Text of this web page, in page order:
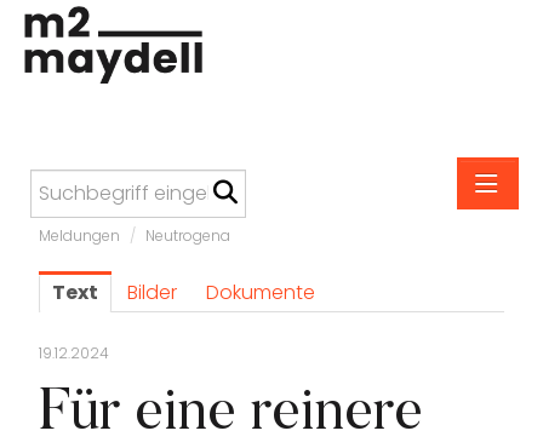
Meldungen
M2 Maydell
Altmann & Kühne
Anonimo
bebe
Meldungen / Neutrogena
Text Bilder Dokumente
19.12.2024
Für eine reinere